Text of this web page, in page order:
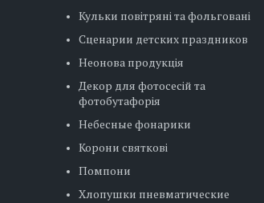
Кульки повітряні та фольговані
Сценарии детских праздников
Неонова продукція
Декор для фотосесій та
фотобутафорія
Небесные фонарики
Корони святкові
Помпони
Хлопушки пневматические